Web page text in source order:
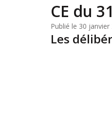
CE du
Publié le 30 janvier
Les